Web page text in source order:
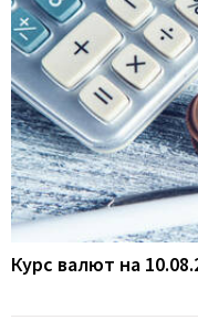
Курс валют на